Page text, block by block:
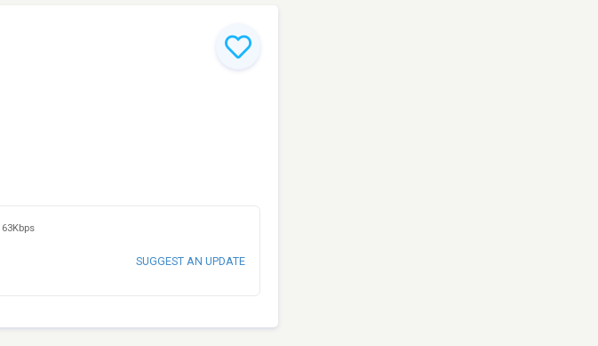
63Kbps
SUGGEST AN UPDATE